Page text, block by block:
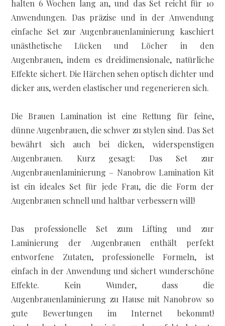
halten 6 Wochen lang an, und das Set reicht für 10
Anwendungen. Das präzise und in der Anwendung
einfache Set zur Augenbrauenlaminierung kaschiert
unästhetische Lücken und Löcher in den
Augenbrauen, indem es dreidimensionale, natürliche
Effekte sichert. Die Härchen sehen optisch dichter und
dicker aus, werden elastischer und regenerieren sich.
Die Brauen Lamination ist eine Rettung für feine,
dünne Augenbrauen, die schwer zu stylen sind. Das Set
bewährt sich auch bei dicken, widerspenstigen
Augenbrauen. Kurz gesagt: Das Set zur
Augenbrauenlaminierung – Nanobrow Lamination Kit
ist ein ideales Set für jede Frau, die die Form der
Augenbrauen schnell und haltbar verbessern will!
Das professionelle Set zum Lifting und zur
Laminierung der Augenbrauen enthält perfekt
entworfene Zutaten, professionelle Formeln, ist
einfach in der Anwendung und sichert wunderschöne
Effekte. Kein Wunder, dass die
Augenbrauenlaminierung zu Hause mit Nanobrow so
gute Bewertungen im Internet bekommt!